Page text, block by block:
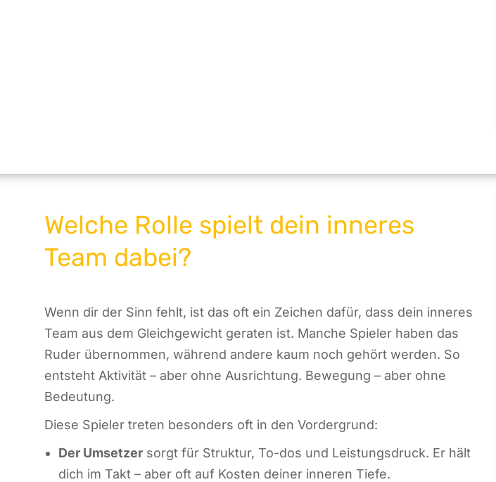
Welche Rolle spielt dein inneres
Team dabei?
Wenn dir der Sinn fehlt, ist das oft ein Zeichen dafür, dass dein inneres
Team aus dem Gleichgewicht geraten ist. Manche Spieler haben das
Ruder übernommen, während andere kaum noch gehört werden. So
entsteht Aktivität – aber ohne Ausrichtung. Bewegung – aber ohne
Bedeutung.
Diese Spieler treten besonders oft in den Vordergrund:
Der Umsetzer sorgt für Struktur, To-dos und Leistungsdruck. Er hält
dich im Takt – aber oft auf Kosten deiner inneren Tiefe.